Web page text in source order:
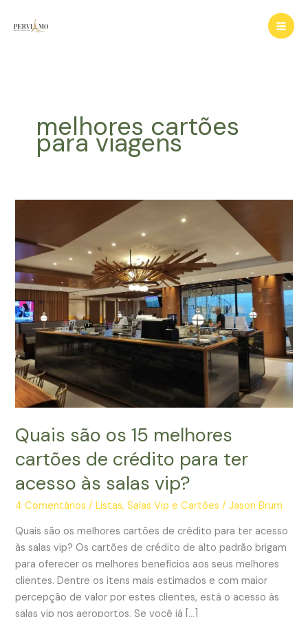
para
melhores cartões
para viagens
Quais são os 15 melhores
cartões de crédito para ter
acesso às salas vip?
4 Comentários /Listas,Salas Vip e Cartões /Jason Brum
Quais são os melhores cartões de crédito para ter acesso
às salas vip? Os cartões de crédito de alto padrão brigam
para oferecer os melhores benefícios aos seus melhores
clientes. Dentre os itens mais estimados e com maior
percepção de valor por estes clientes, está o acesso às
salas vip nos aeroportos. Se você já […]